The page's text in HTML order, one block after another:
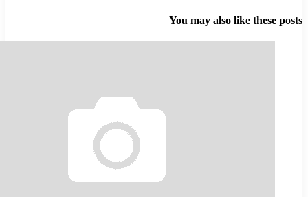
You may also like